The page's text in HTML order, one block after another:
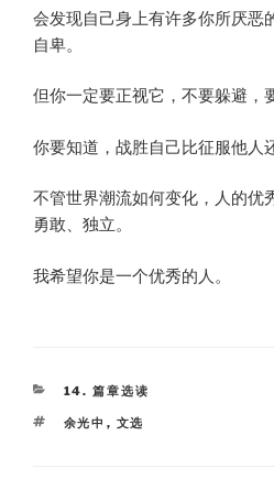
会发现自己身上有许多你所厌恶
自卑。
但你一定要正视它，不要躲避，
你要知道，战胜自己比征服他人
不管世界潮流如何变化，人的优
勇敢、独立。
我希望你是一个优秀的人。
CATEGORIES
14. 篇章选读
TAGS
余光中 , 文选